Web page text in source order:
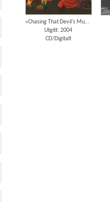
«Chasing That Devil's Music»
Utgitt: 2004
CD/Digitalt